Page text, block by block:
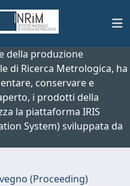
della produzione
di Ricerca Metrologica, ha
conservare e
i prodotti della
la piattaforma IRIS
System) sviluppata da
(Proceeding)